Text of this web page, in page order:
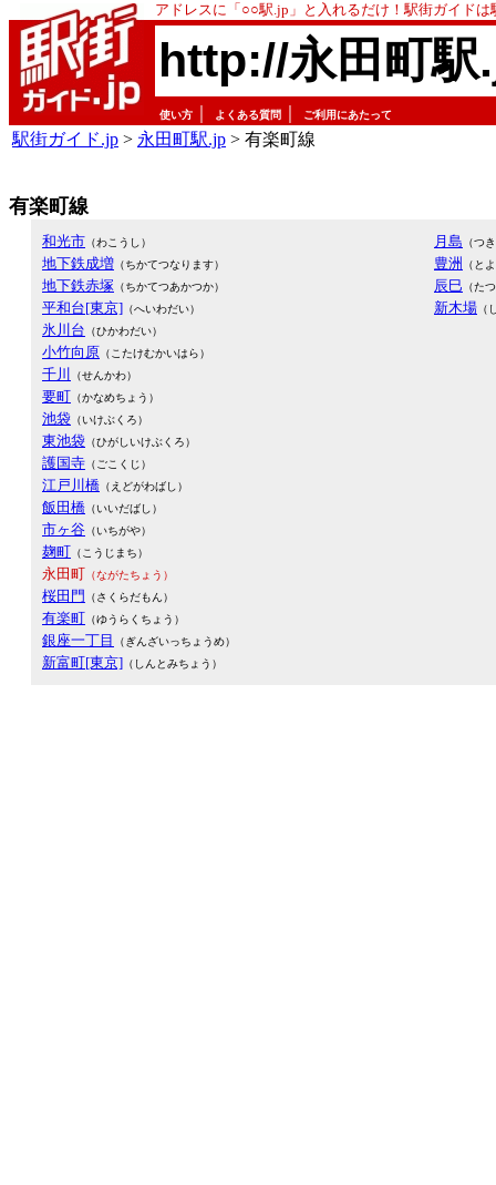
アドレスに「○○駅.jp」と入れるだけ！駅街ガイド
http://永田町駅
使い方 よくある質問 ご利用にあたって
駅街ガイド.jp > 永田町駅.jp > 有楽町線
有楽町線
和光市 （わこうし）
地下鉄成増 （ちかてつなります）
地下鉄赤塚 （ちかてつあかつか）
平和台[東京] （へいわだい）
氷川台 （ひかわだい）
小竹向原 （こたけむかいはら）
千川 （せんかわ）
要町 （かなめちょう）
池袋 （いけぶくろ）
東池袋 （ひがしいけぶくろ）
護国寺 （ごこくじ）
江戸川橋 （えどがわばし）
飯田橋 （いいだばし）
市ヶ谷 （いちがや）
麹町 （こうじまち）
永田町 （ながたちょう）
桜田門 （さくらだもん）
有楽町 （ゆうらくちょう）
銀座一丁目 （ぎんざいっちょうめ）
新富町[東京] （しんとみちょう）
月島 （つ
豊洲 （と
辰巳 （た
新木場 （